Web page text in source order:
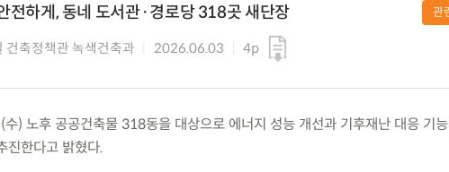
전하게, 동네 도서관·경로당 318곳 새단장
건축정책관 녹색건축과 2026.06.03 4p
관
) 노후 공공건축물 318동을 대상으로 에너지 성능 개선과 기후재난 대응 기
진한다고 밝혔다.